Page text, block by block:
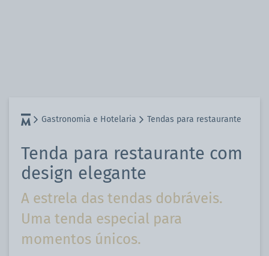
Gastronomia e Hotelaria Tendas para restaurante
Tenda para restaurante com
design elegante
A estrela das tendas dobráveis.
Uma tenda especial para
momentos únicos.